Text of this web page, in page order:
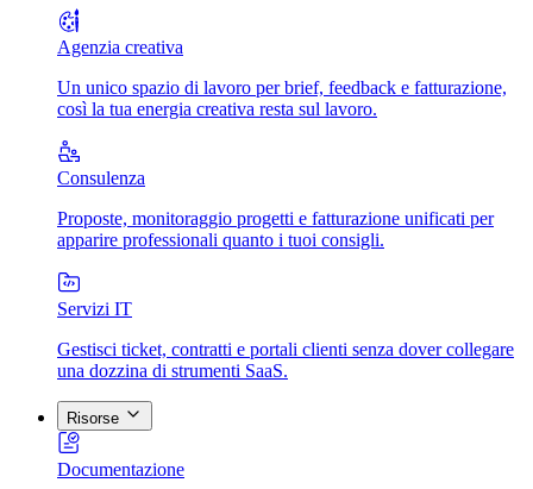
Agenzia creativa
Un unico spazio di lavoro per brief, feedback e fatturazione,
così la tua energia creativa resta sul lavoro.
Consulenza
Proposte, monitoraggio progetti e fatturazione unificati per
apparire professionali quanto i tuoi consigli.
Servizi IT
Gestisci ticket, contratti e portali clienti senza dover collegare
una dozzina di strumenti SaaS.
Risorse
Documentazione